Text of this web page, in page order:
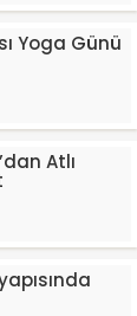
Yoga Günü
Atlı